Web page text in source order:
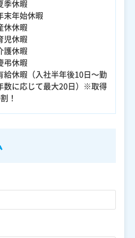
休暇
年始休暇
休暇
休暇
休暇
休暇
休暇（入社半年後10日～勤
数に応じて最大20日）※取得
！